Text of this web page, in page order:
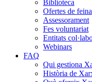
Biblioteca
Ofertes de feina
Assessorament
Fes voluntariat
Entitats
Webinars
FAQ
Qui gestiona
Història de